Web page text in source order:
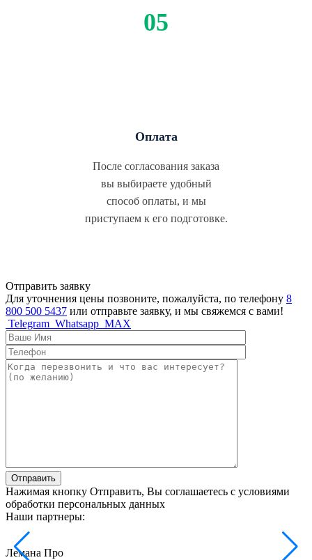
Оплата
После согласования заказа
вы выбираете удобный
способ оплаты, и мы
приступаем к его подготовке.
Отправить заявку
Для уточнения цены позвоните, пожалуйста, по телефону 8
800 500 5437 или отправьте заявку, и мы свяжемся с вами!
Telegram Whatsapp MAX
Отправить
Нажимая кнопку Отправить, Вы соглашаетесь с условиями
обработки персональных данных
Наши партнеры:
Лемана Про